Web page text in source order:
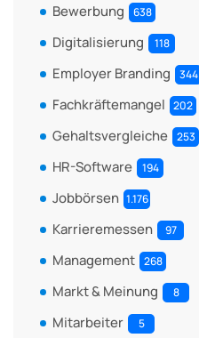
Bewerbung 638
Digitalisierung 118
Employer Branding 344
Fachkräftemangel 202
Gehaltsvergleiche 253
HR-Software 194
Jobbörsen 1.176
Karrieremessen 97
Management 268
Markt & Meinung 8
Mitarbeiter 5